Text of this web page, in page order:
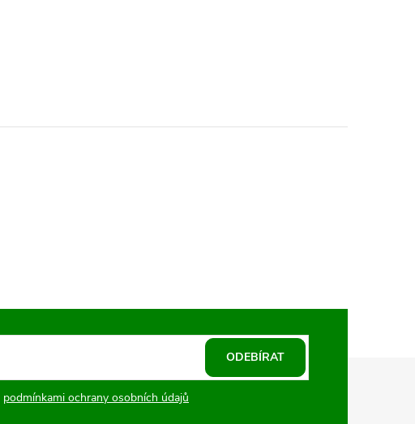
podmínkami ochrany osobních údajů
ODEBÍRAT